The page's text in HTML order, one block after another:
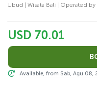
Ubud | Wisata Bali | Operated by
USD 70.01
Available, from Sab, Agu 08,